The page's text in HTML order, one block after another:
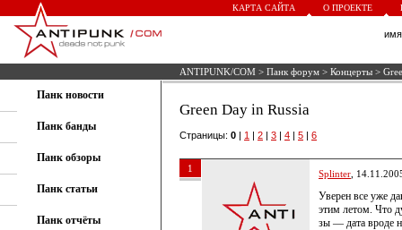
КАРТА САЙТА О ПРОЕКТЕ
ANTIPUNK/COM > Панк форум > Концерты >
Панк новости
Панк банды
Панк обзоры
Панк статьи
Панк отчёты
Green Day in Russia
Страницы: 0 | 1 | 2 | 3 | 4 | 5 | 6
1 Splinter ,
Уверен все уже
этим летом. Что
зы — дата вроде